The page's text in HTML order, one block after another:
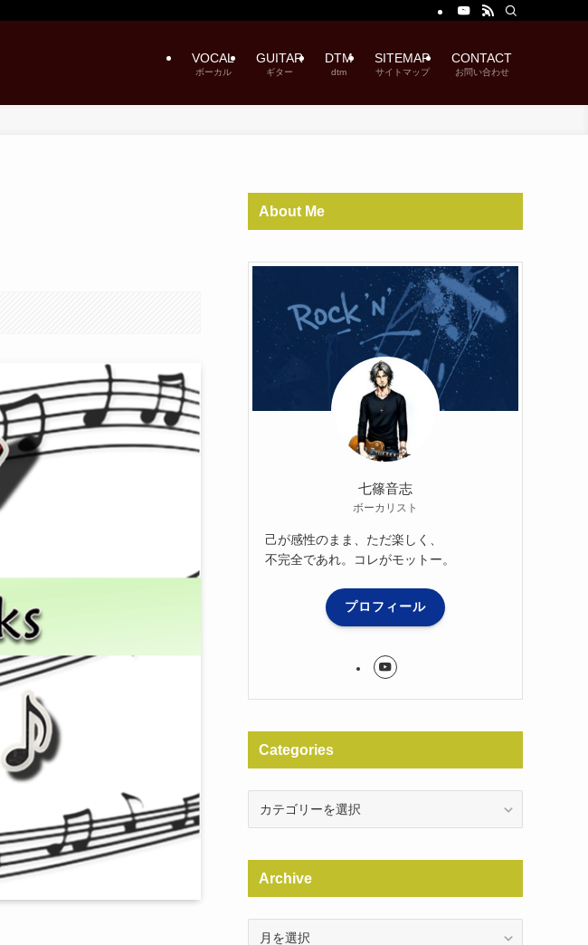
VOCAL
ボーカル
GUITAR
ギター
DTM
dtm
SITEMAP
サイトマップ
CONTACT
お問い合わせ
About Me
七篠音志
ボーカリスト
己が感性のまま、ただ楽しく、
不完全であれ。コレがモットー。
プロフィール
Categories
Archive